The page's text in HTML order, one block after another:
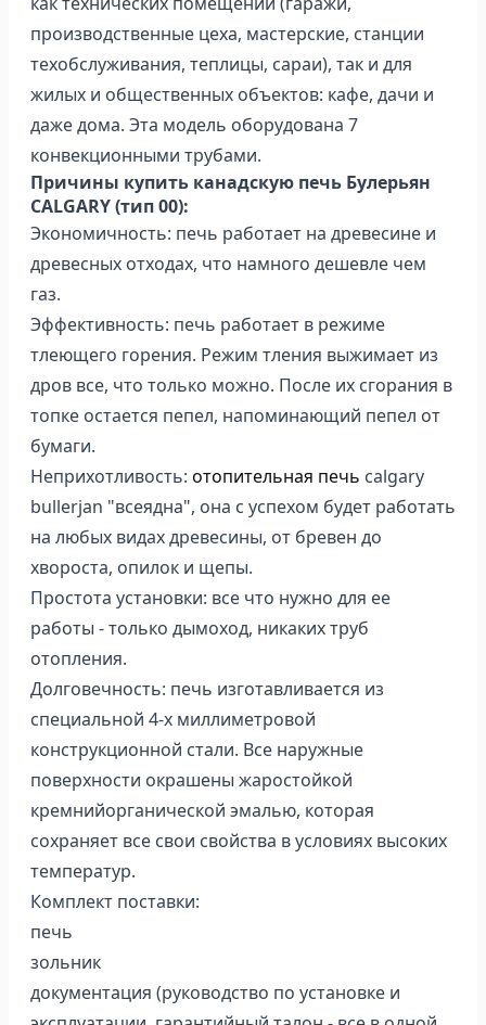
производственные цеха, мастерские, станции
техобслуживания, теплицы, сараи), так и для
жилых и общественных объектов: кафе, дачи и
даже дома. Эта модель оборудована 7
конвекционными трубами.
Причины купить канадскую печь Булерьян
CALGARY (тип 00):
Экономичность: печь работает на древесине и
древесных отходах, что намного дешевле чем
газ.
Эффективность: печь работает в режиме
тлеющего горения. Режим тления выжимает из
дров все, что только можно. После их сгорания в
топке остается пепел, напоминающий пепел от
бумаги.
Неприхотливость: отопительная печь calgary
bullerjan "всеядна", она с успехом будет работать
на любых видах древесины, от бревен до
хвороста, опилок и щепы.
Простота установки: все что нужно для ее
работы - только дымоход, никаких труб
отопления.
Долговечность: печь изготавливается из
специальной 4-х миллиметровой
конструкционной стали. Все наружные
поверхности окрашены жаростойкой
кремнийорганической эмалью, которая
сохраняет все свои свойства в условиях высоких
температур.
Комплект поставки:
печь
зольник
документация (руководство по установке и